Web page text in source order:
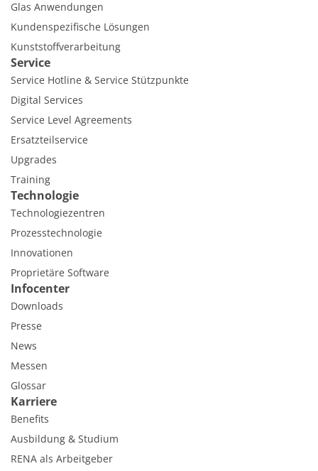
Glas Anwendungen
Kundenspezifische Lösungen
Kunststoffverarbeitung
Service
Service Hotline & Service Stützpunkte
Digital Services
Service Level Agreements
Ersatzteilservice
Upgrades
Training
Technologie
Technologiezentren
Prozesstechnologie
Innovationen
Proprietäre Software
Infocenter
Downloads
Presse
News
Messen
Glossar
Karriere
Benefits
Ausbildung & Studium
RENA als Arbeitgeber